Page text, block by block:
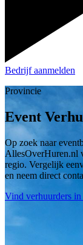
Bedrijf aanmelden
Provincie
Event
Op zoek naar
AllesOverHuren.nl
regio. Vergelijk
en neem direct
Vind verhuurders